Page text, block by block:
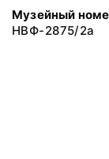
Музейный
НВФ-2875/2а